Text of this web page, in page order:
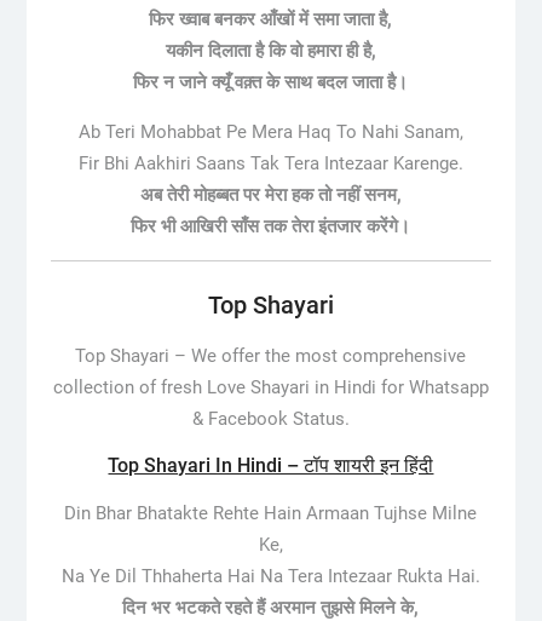
फिर ख्वाब बनकर आँखों में समा जाता है,
यकीन दिलाता है कि वो हमारा ही है,
फिर न जाने क्यूँ वक़्त के साथ बदल जाता है।
Ab Teri Mohabbat Pe Mera Haq To Nahi Sanam,
Fir Bhi Aakhiri Saans Tak Tera Intezaar Karenge.
अब तेरी मोहब्बत पर मेरा हक तो नहीं सनम,
फिर भी आखिरी साँस तक तेरा इंतजार करेंगे।
Top Shayari
Top Shayari –We offer the most comprehensive
collection of fresh Love Shayari in Hindi for Whatsapp
& Facebook Status.
Top Shayari In Hindi – टॉप शायरी इन हिंदी
Din Bhar Bhatakte Rehte Hain Armaan Tujhse Milne
Ke,
Na Ye Dil Thhaherta Hai Na Tera Intezaar Rukta Hai.
दिन भर भटकते रहते हैं अरमान तुझसे मिलने के,